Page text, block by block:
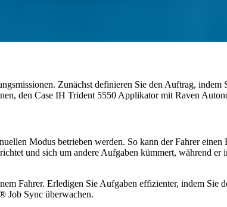
Zunächst definieren Sie den Auftrag, indem
den Case IH Trident 5550 Applikator mit Raven
Modus betrieben werden. So kann der Fahrer
und sich um andere Aufgaben kümmert, während
Fahrer. Erledigen Sie Aufgaben effizienter, indem
Job Sync überwachen.